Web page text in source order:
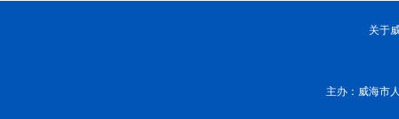
关于
主办：威海市